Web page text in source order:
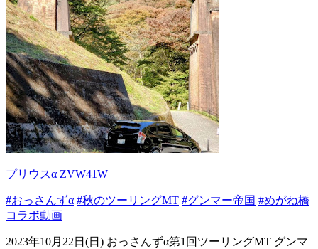
プリウスα ZVW41W
#おっさんずα #秋のツーリングMT #グンマー帝国 #めがね橋
コラボ動画
2023年10月22日(日) おっさんず‪α‬第1回ツーリングMT グンマ